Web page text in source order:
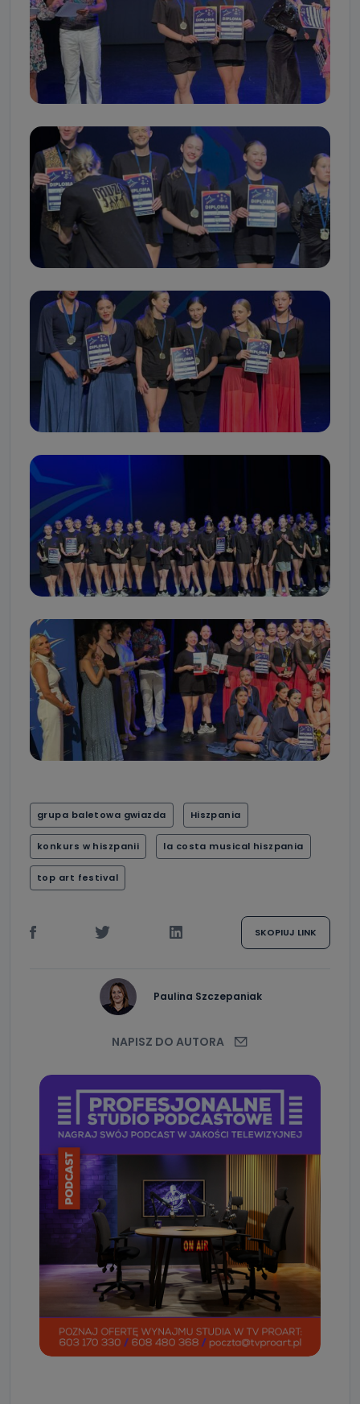
grupa baletowa gwiazda Hiszpania
konkurs w hiszpanii la costa musical hiszpania
top art festival
SKOPIUJ LINK
Paulina Szczepaniak
NAPISZ DO AUTORA